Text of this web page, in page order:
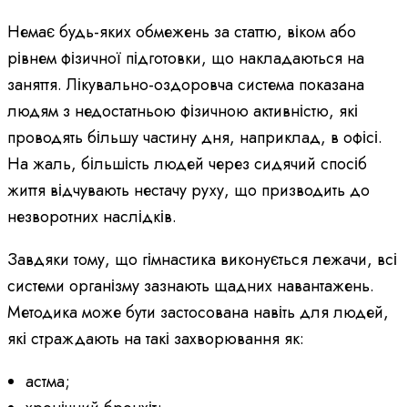
Немає будь-яких обмежень за статтю, віком або
рівнем фізичної підготовки, що накладаються на
заняття. Лікувально-оздоровча система показана
людям з недостатньою фізичною активністю, які
проводять більшу частину дня, наприклад, в офісі.
На жаль, більшість людей через сидячий спосіб
життя відчувають нестачу руху, що призводить до
незворотних наслідків.
Завдяки тому, що гімнастика виконується лежачи, всі
системи організму зазнають щадних навантажень.
Методика може бути застосована навіть для людей,
які страждають на такі захворювання як:
астма;